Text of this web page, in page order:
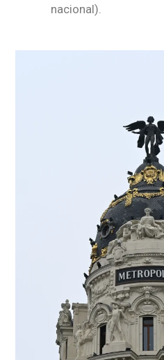
nacional).